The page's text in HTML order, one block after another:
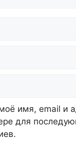
имя, email и
для